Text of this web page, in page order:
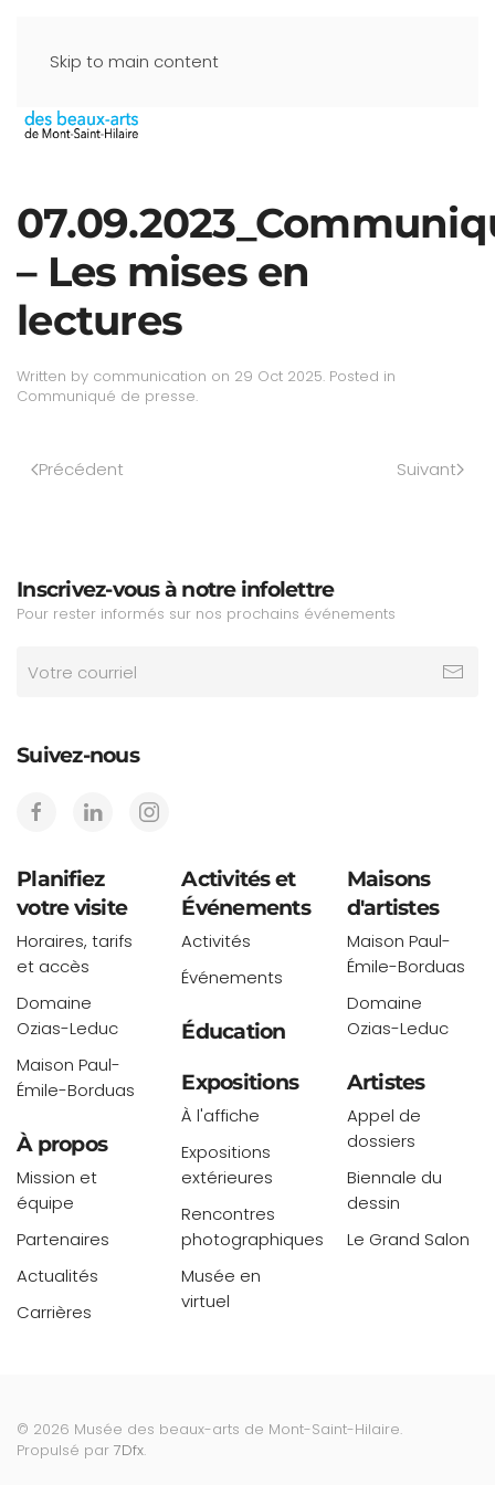
Skip to main content
– Les mises en
lectures
Written by communication on 29 Oct 2025. Posted in
Communiqué de presse.
Précédent Suivant
Inscrivez-vous à notre infolettre
Pour rester informés sur nos prochains événements
Suivez-nous
Planifiez
votre visite
Horaires, tarifs
et accès
Domaine
Ozias-Leduc
Maison Paul-
Émile-Borduas
À propos
Mission et
équipe
Partenaires
Actualités
Carrières
Activités et
Événements
Activités
Événements
Éducation
Expositions
À l'affiche
Expositions
extérieures
Rencontres
photographiques
Musée en
virtuel
Maisons
d'artistes
Maison Paul-
Émile-Borduas
Domaine
Ozias-Leduc
Artistes
Appel de
dossiers
Biennale du
dessin
Le Grand Salon
© 2026 Musée des beaux-arts de Mont-Saint-Hilaire.
Propulsé par 7Dfx.